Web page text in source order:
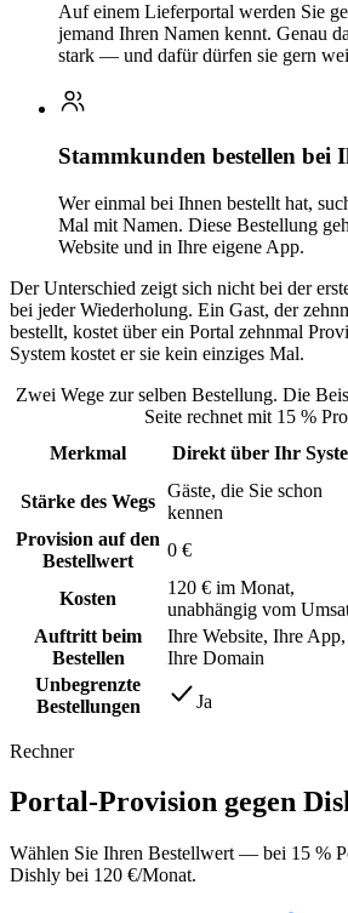
Auf einem Lieferportal werden Sie
jemand Ihren Namen kennt. Genau
stark — und dafür dürfen sie gern
Stammkunden bestellen bei
Wer einmal bei Ihnen bestellt hat,
Mal mit Namen. Diese Bestellung
Website und in Ihre eigene App.
Der Unterschied zeigt sich nicht bei der
bei jeder Wiederholung. Ein Gast, der
bestellt, kostet über ein Portal zehnmal
System kostet er sie kein einziges Mal.
Zwei Wege zur selben Bestellung. Die
Seite rechnet mit 15 %
Merkmal
Direkt über Ihr
Stärke des Wegs
Gäste, die Sie schon
kennen
Provision auf den
Bestellwert
0 €
Kosten
120 € im Monat,
unabhängig vom
Auftritt beim
Bestellen
Ihre Website, Ihre App,
Ihre Domain
Unbegrenzte
Bestellungen
Ja
Rechner
Portal-Provision gegen
Wählen Sie Ihren Bestellwert — bei 15 %
Dishly bei 120 €/Monat.